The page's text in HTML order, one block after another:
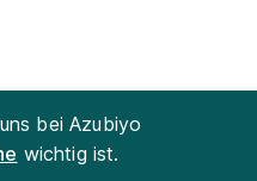
bei Azubiyo
wichtig ist.